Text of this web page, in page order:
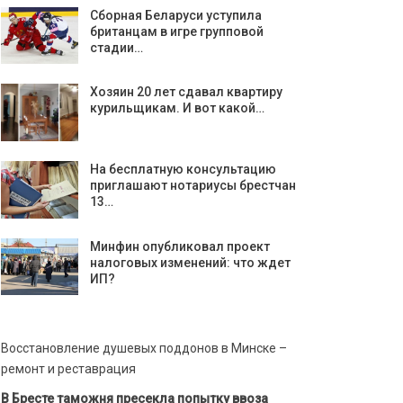
Сборная Беларуси уступила
британцам в игре групповой
стадии…
Хозяин 20 лет сдавал квартиру
курильщикам. И вот какой…
На бесплатную консультацию
приглашают нотариусы брестчан
13…
Минфин опубликовал проект
налоговых изменений: что ждет
ИП?
Восстановление душевых поддонов в Минске –
ремонт и реставрация
В Бресте таможня пресекла попытку ввоза